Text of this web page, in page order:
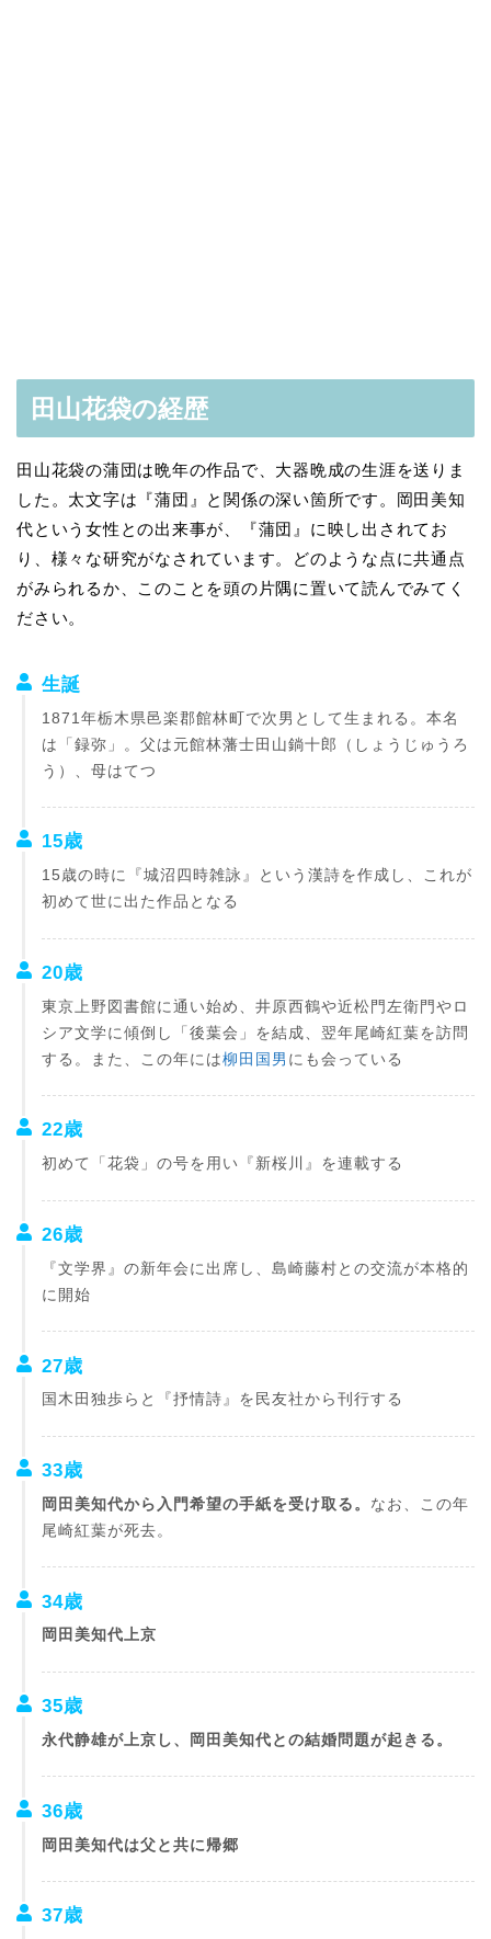
田山花袋の経歴
田山花袋の蒲団は晩年の作品で、大器晩成の生涯を送りま
した。太文字は『蒲団』と関係の深い箇所です。岡田美知
代という女性との出来事が、『蒲団』に映し出されてお
り、様々な研究がなされています。どのような点に共通点
がみられるか、このことを頭の片隅に置いて読んでみてく
ださい。
生誕
1871年栃木県邑楽郡館林町で次男として生まれる。本名
は「録弥」。父は元館林藩士田山鋿十郎（しょうじゅうろ
う）、母はてつ
15歳
15歳の時に『城沼四時雑詠』という漢詩を作成し、これが
初めて世に出た作品となる
20歳
東京上野図書館に通い始め、井原西鶴や近松門左衛門やロ
シア文学に傾倒し「後葉会」を結成、翌年尾崎紅葉を訪問
する。また、この年には柳田国男 にも会っている
22歳
初めて「花袋」の号を用い『新桜川』を連載する
26歳
『文学界』の新年会に出席し、島崎藤村との交流が本格的
に開始
27歳
国木田独歩らと『抒情詩』を民友社から刊行する
33歳
岡田美知代から入門希望の手紙を受け取る。 なお、この年
尾崎紅葉が死去。
34歳
岡田美知代上京
35歳
永代静雄が上京し、岡田美知代との結婚問題が起きる。
36歳
岡田美知代は父と共に帰郷
37歳